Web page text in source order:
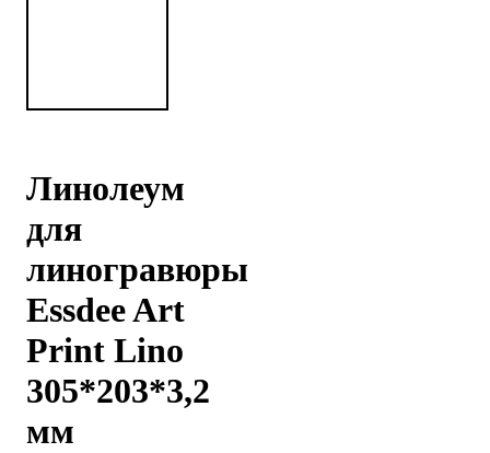
Линолеум
для
линогравюры
Essdee Art
Print Lino
305*203*3,2
мм